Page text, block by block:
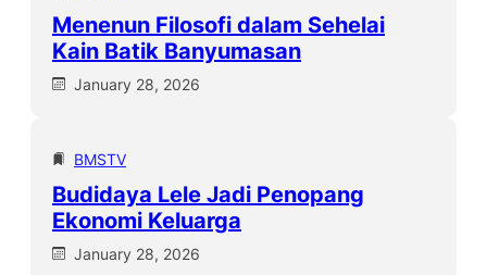
Menenun Filosofi dalam Sehelai
Kain Batik Banyumasan
January 28, 2026
BMSTV
Budidaya Lele Jadi Penopang
Ekonomi Keluarga
January 28, 2026